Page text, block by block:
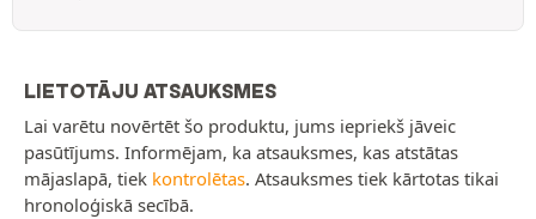
LIETOTĀJU ATSAUKSMES
Lai varētu novērtēt šo produktu, jums iepriekš jāveic
pasūtījums. Informējam, ka atsauksmes, kas atstātas
mājaslapā, tiek kontrolētas. Atsauksmes tiek kārtotas tikai
hronoloģiskā secībā.